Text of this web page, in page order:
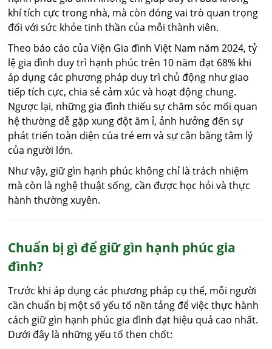
khí tích cực trong nhà, mà còn đóng vai trò quan trọng
đối với sức khỏe tinh thần của mỗi thành viên.
Theo báo cáo của Viện Gia đình Việt Nam năm 2024, tỷ
lệ gia đình duy trì hạnh phúc trên 10 năm đạt 68% khi
áp dụng các phương pháp duy trì chủ động như giao
tiếp tích cực, chia sẻ cảm xúc và hoạt động chung.
Ngược lại, những gia đình thiếu sự chăm sóc mối quan
hệ thường dễ gặp xung đột âm ỉ, ảnh hưởng đến sự
phát triển toàn diện của trẻ em và sự cân bằng tâm lý
của người lớn.
Như vậy, giữ gìn hạnh phúc không chỉ là trách nhiệm
mà còn là nghệ thuật sống, cần được học hỏi và thực
hành thường xuyên.
Chuẩn bị gì để giữ gìn hạnh phúc gia
đình?
Trước khi áp dụng các phương pháp cụ thể, mỗi người
cần chuẩn bị một số yếu tố nền tảng để việc thực hành
cách giữ gìn hạnh phúc gia đình đạt hiệu quả cao nhất.
Dưới đây là những yếu tố then chốt: